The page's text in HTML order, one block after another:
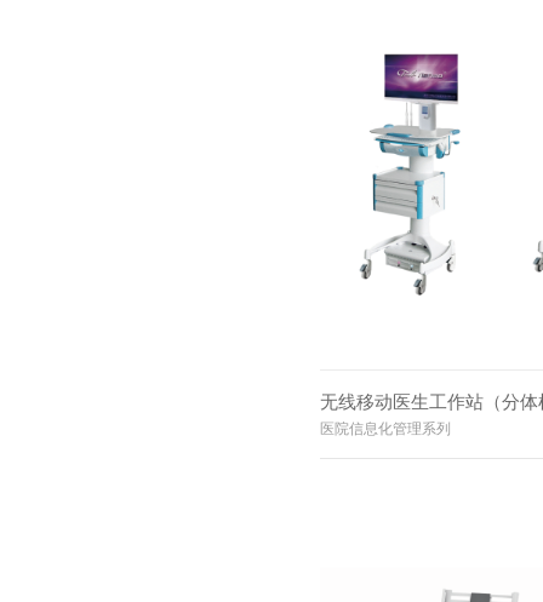
无线移动医生工作站（分体
医院信息化管理系列